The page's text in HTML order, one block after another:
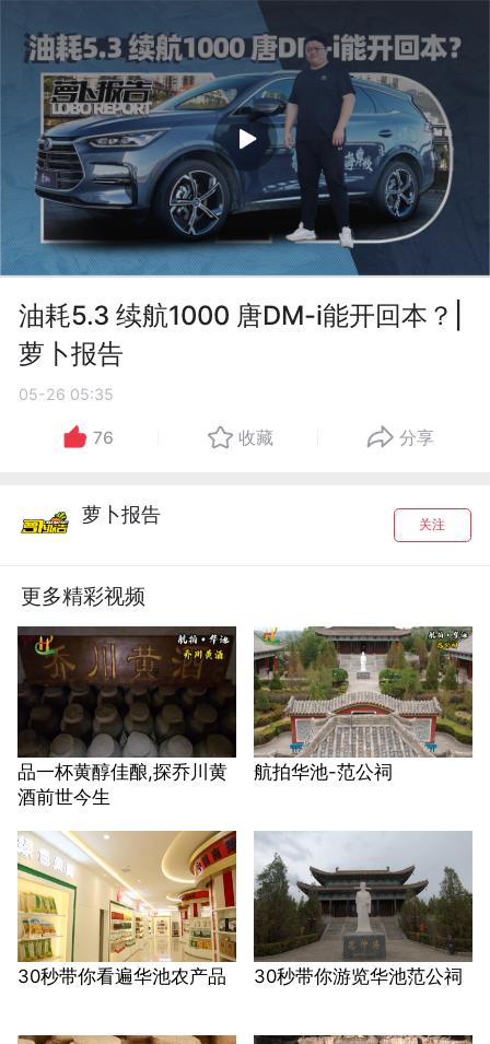
油耗5.3 续航1000 唐DM-i能开回本？|
萝卜报告
05-26 05:35
76 收藏 分享
萝卜报告 关注
更多精彩视频
品一杯黄醇佳酿,探乔川黄
酒前世今生
航拍华池-范公祠
30秒带你看遍华池农产品 30秒带你游览华池范公祠